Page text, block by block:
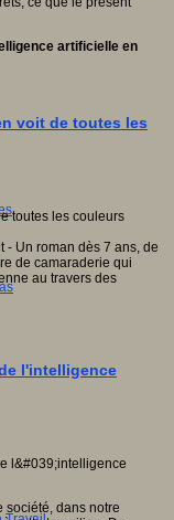
artificielle en
voit de toutes les
- Un roman dès 7 ans, de
de camaraderie qui
au travers des
l'intelligence
société, dans notre